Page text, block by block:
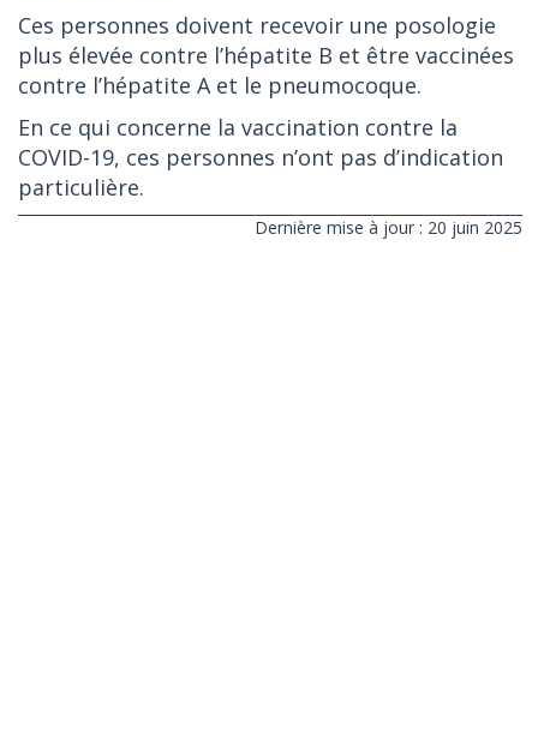
Ces personnes doivent recevoir une posologie
plus élevée contre l’hépatite B et être vaccinées
contre l’hépatite A et le pneumocoque.
En ce qui concerne la vaccination contre la
COVID-19, ces personnes n’ont pas d’indication
particulière.
Dernière mise à jour : 20 juin 2025